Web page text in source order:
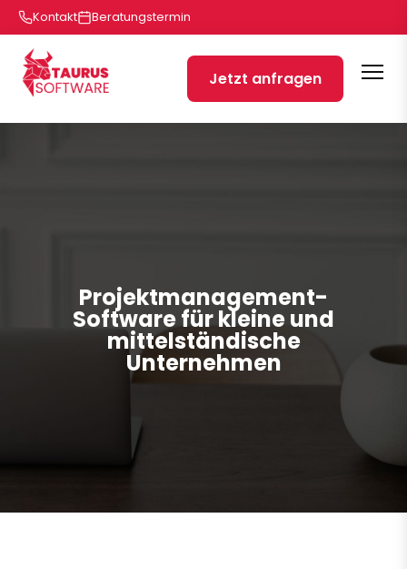
Kontakt Beratungstermin
Jetzt anfragen
Projektmanagement-
Software für kleine und
mittelständische
Unternehmen